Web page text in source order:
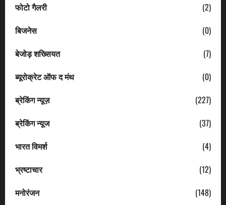
फोटो गैलरी
(2)
बिजनेस
(0)
बेजोड़ शख्सियत
(7)
ब्यूरोक्रेट ऑफ द मंथ
(0)
ब्रेकिंग न्यूज़
(227)
ब्रेकिंग न्यूज
(37)
भारत विमर्श
(4)
भ्रष्टाचार
(12)
मनोरंजन
(148)